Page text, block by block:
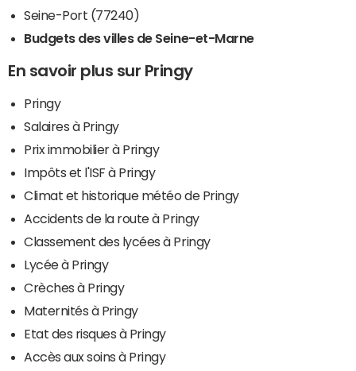
Seine-Port (77240)
Budgets des villes de Seine-et-Marne
En savoir plus sur Pringy
Pringy
Salaires à Pringy
Prix immobilier à Pringy
Impôts et l'ISF à Pringy
Climat et historique météo de Pringy
Accidents de la route à Pringy
Classement des lycées à Pringy
Lycée à Pringy
Crèches à Pringy
Maternités à Pringy
Etat des risques à Pringy
Accès aux soins à Pringy